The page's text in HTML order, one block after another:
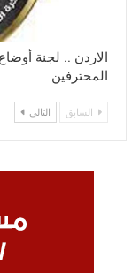
الاردن .. لجنة
المحترفين
السابق التالي